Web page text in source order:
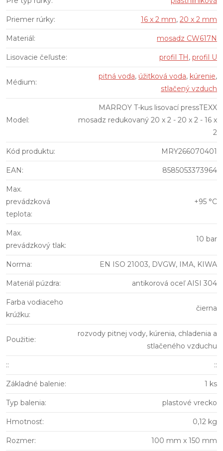
Priemer rúrky: 16 x 2 mm, 20 x 2 mm
Materiál: mosadz CW617N
Lisovacie čeľuste: profil TH, profil U
Médium:
pitná voda, úžitková voda, kúrenie,
stlačený vzduch
Model:
MARROY T-kus lisovací pressTEXX
mosadz redukovaný 20 x 2 - 20 x 2 - 16 x
2
Kód produktu: MRY266070401
EAN: 8585053373964
Max.
prevádzková
teplota:
+95 °C
Max.
prevádzkový tlak:
10 bar
Norma: EN ISO 21003, DVGW, IMA, KIWA
Materiál púzdra: antikorová oceľ AISI 304
Farba vodiaceho
krúžku:
čierna
Použitie:
rozvody pitnej vody, kúrenia, chladenia a
stlačeného vzduchu
:: ::
Základné balenie: 1 ks
Typ balenia: plastové vrecko
Hmotnosť: 0,12 kg
Rozmer: 100 mm x 150 mm